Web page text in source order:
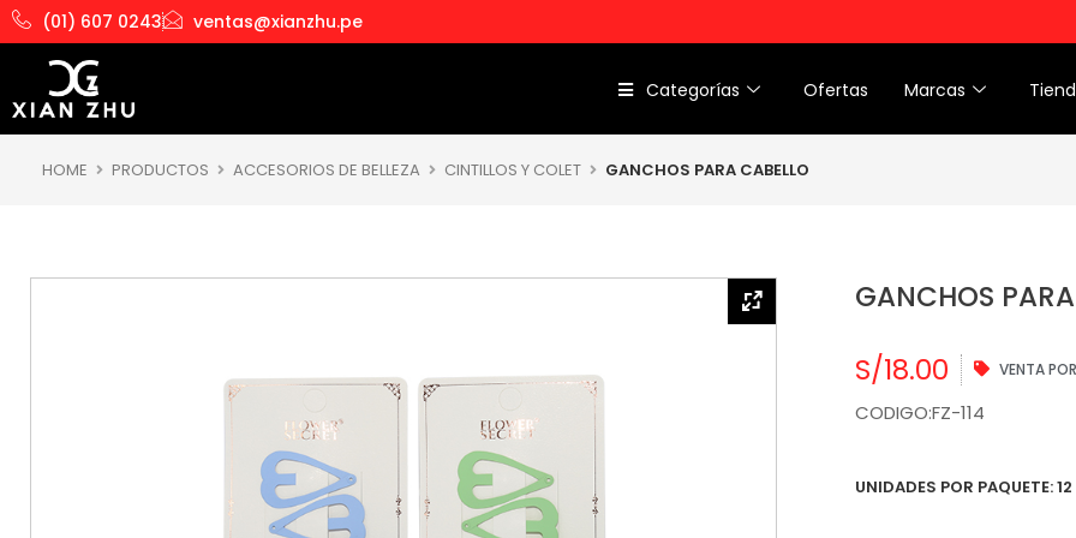
al
contenido
(01) 607 0243 ventas@xianzhu.pe
Categorías Ofertas Marcas
HOME PRODUCTOS ACCESORIOS DE BELLEZA CINTILLOS Y COLET GANCHOS PARA CABELLO
GANCHOS
S/18.00 VENTA
CODIGO:FZ-114
UNIDADES POR PAQUETE: 12